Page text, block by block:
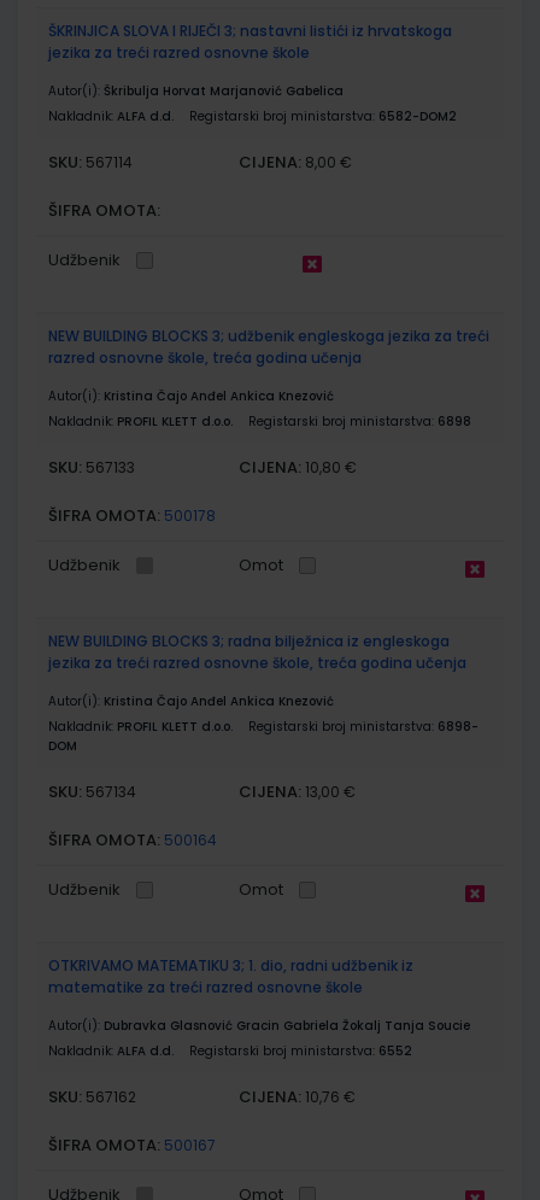
ŠKRINJICA SLOVA I RIJEČI 3; nastavni listići iz hrvatskoga
jezika za treći razred osnovne škole
Autor(i): Škribulja Horvat Marjanović Gabelica
Nakladnik: ALFA d.d. Registarski broj ministarstva: 6582-DOM2
SKU: 567114 CIJENA: 8,00 €
ŠIFRA OMOTA:
Udžbenik
NEW BUILDING BLOCKS 3; udžbenik engleskoga jezika za treći
razred osnovne škole, treća godina učenja
Autor(i): Kristina Čajo Anđel Ankica Knezović
Nakladnik: PROFIL KLETT d.o.o. Registarski broj ministarstva: 6898
SKU: 567133 CIJENA: 10,80 €
ŠIFRA OMOTA: 500178
Udžbenik Omot
NEW BUILDING BLOCKS 3; radna bilježnica iz engleskoga
jezika za treći razred osnovne škole, treća godina učenja
Autor(i): Kristina Čajo Anđel Ankica Knezović
Nakladnik: PROFIL KLETT d.o.o. Registarski broj ministarstva: 6898-
DOM
SKU: 567134 CIJENA: 13,00 €
ŠIFRA OMOTA: 500164
Udžbenik Omot
OTKRIVAMO MATEMATIKU 3; 1. dio, radni udžbenik iz
matematike za treći razred osnovne škole
Autor(i): Dubravka Glasnović Gracin Gabriela Žokalj Tanja Soucie
Nakladnik: ALFA d.d. Registarski broj ministarstva: 6552
SKU: 567162 CIJENA: 10,76 €
ŠIFRA OMOTA: 500167
Udžbenik Omot